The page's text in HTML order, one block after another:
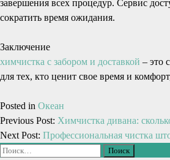
завершения всех процедур. Сервис
сократить время ожидания.
Заключение
химчистка с забором и доставкой – это
для тех, кто ценит свое время и
Posted in Океан
Previous Post: Химчистка дивана:
Next Post: Профессиональная чистка